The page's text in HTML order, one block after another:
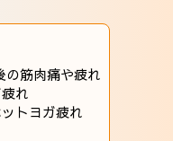
筋肉痛や疲れ
れ
トヨガ疲れ